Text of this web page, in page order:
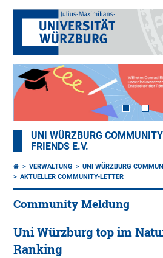
UNI WÜRZBURG
FRIENDS E.V.
VERWALTUNG UNI WÜRZBURG
AKTUELLER COMMUNITY-LETTER
Community Meldung
Uni Würzburg top im
Ranking